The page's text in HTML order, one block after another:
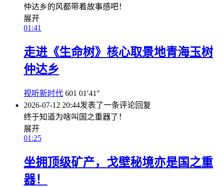
仲达乡的风都带着故事感吧！
展开
01:41
走进《生命树》核心取景地青海玉树
仲达乡
视听新时代 601 01′41″
2026-07-12 20:44发表了一条评论回复
终于知道为啥叫国之重器了！
展开
01:25
坐拥顶级矿产，戈壁秘境亦是国之重
器！